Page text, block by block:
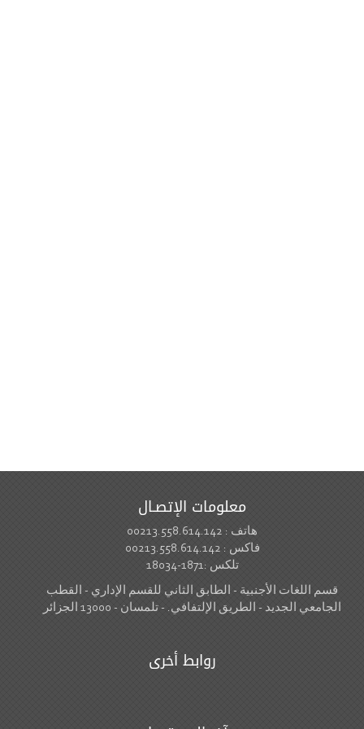
معلومات الإتصـال
هاتف : 00213.558.614.142
فاكس : 00213.558.614.142
تلكس :1871-18034
قسم اللغات الأجنبية - الطابق الثاني للقسم الإداري - القطب
الجامعي الجديد - الطريق الإلتفافي. - تلمسان - 13000 الجزائر
روابط أخرى